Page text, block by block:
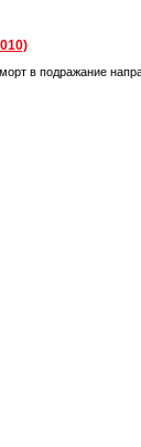
в подражание